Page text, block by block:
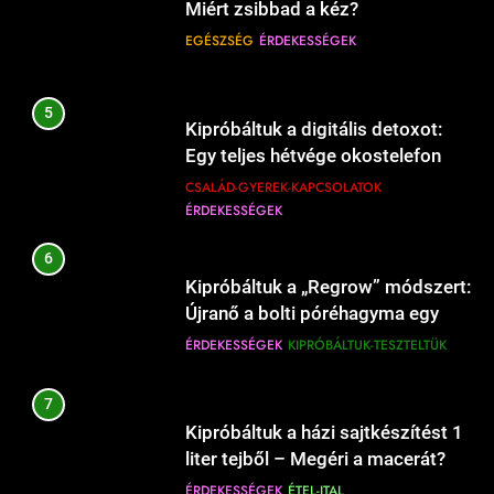
Mikor kell a gyerekruhát új méretre
ÉRDEKESSÉGEK
Hogyan válasszunk autós
gyerekülést biztonságosan?
Mikor kell babahordozót újra
Mikor kell előmelegíteni a sütőt, és
Mikor kell a zöldségeket sózni
főzés közben?
Mikor kell lefedni a levest
főzéskor?
Töltött cukkini sütőben –
Miért zsibbad a kéz?
EGÉSZSÉG ÉRDEKESSÉGEK
5
Kipróbáltuk a digitális detoxot:
Egy teljes hétvége okostelefon
nélkül a családdal.
CSALÁD-GYEREK-KAPCSOLATOK
ÉRDEKESSÉGEK
6
Kipróbáltuk a „Regrow” módszert:
Újranő a bolti póréhagyma egy
pohár vízben?
ÉRDEKESSÉGEK KIPRÓBÁLTUK-TESZTELTÜK
7
Kipróbáltuk a házi sajtkészítést 1
liter tejből – Megéri a macerát?